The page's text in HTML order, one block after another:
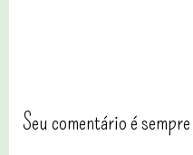
Seu comentário é